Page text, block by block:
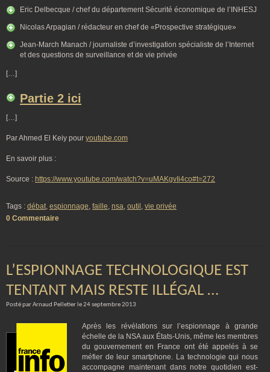
Eric Delbecque / chef du département Sécurité économique de l’INHESJ
Nicolas Arpagian / rédacteur en chef de «Prospective stratégique»
Jean-March Manach / journaliste d’investigation spécialiste de l’Internet
et des questions de surveillance et de vie privée
[…]
Partie 2 ici
[…]
Par Ahmed El Keiy pour youtube.com
En savoir plus :
Source : https://www.youtube.com/watch?v=uMAKgvIi4co#t=272
Tags : débat, espionnage, faille, nsa, outil , vie privée
0 Commentaire
L’ESPIONNAGE TECHNOLOGIQUE EST
TENTANT MAIS RESTE ILLÉGAL …
Posté par Arnaud Pelletier le 24 septembre 2013
Après les révélations sur l’espionnage à grande
échelle de la NSA aux États-Unis, même les membres
du gouvernement en France ont été appelés à se
méfier de leur smartphone. La technologie qui nous
accompagne maintenant dans notre quotidien est-